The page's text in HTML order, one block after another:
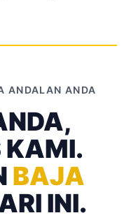
ANDALAN ANDA
KAMI.
BAJA
INI.